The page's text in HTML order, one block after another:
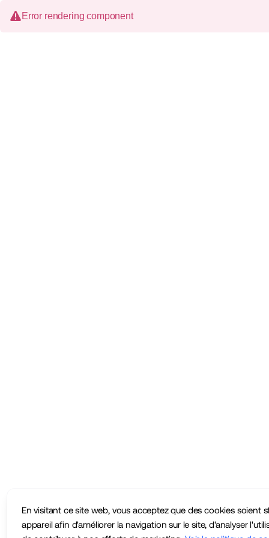
En visitant ce site web, vous acceptez que des cookies soient
appareil afin d'améliorer la navigation sur le site, d'analyser
Error rendering component